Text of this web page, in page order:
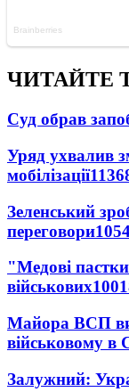
ЧИТАЙТЕ
Суд обрав
Уряд ухвалив
мобілізації
Зеленський
переговори
"Медові
військових
Майора ВСП
військовому в
Залужний: